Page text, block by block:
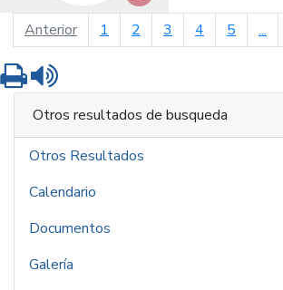
Anteriorpágina anterior
1 2 3 4 5 ...
Imprimir
Otros resultados de busqueda
Otros Resultados
Calendario
Documentos
Galería